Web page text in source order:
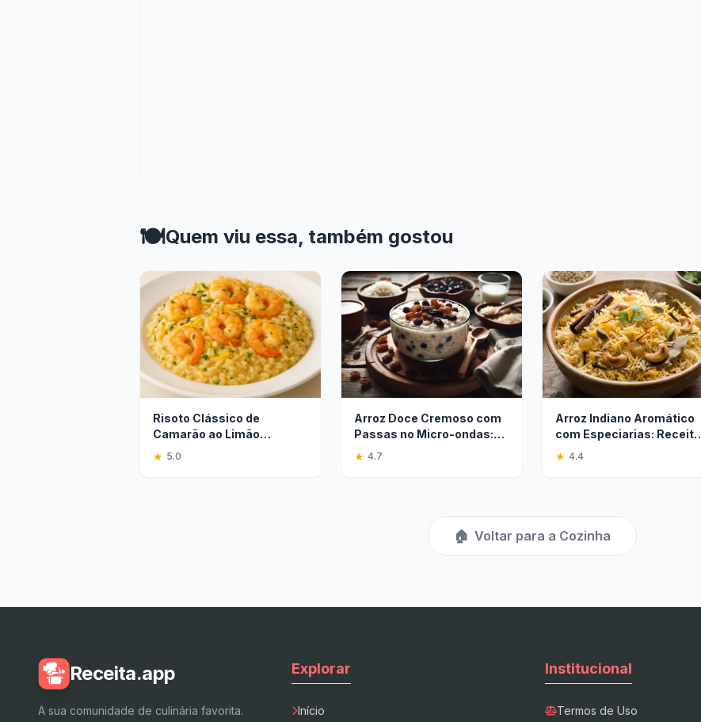
🍽️Quem viu essa, também gostou
Risoto Clássico de
Camarão ao Limão
Siciliano
★ 5.0
Arroz Doce Cremoso com
Passas no Micro-ondas:
Receita Rápida
★ 4.7
Arroz Indiano Aromático
com Especiarias: Receita
Fácil
★ 4.4
🏠 Voltar para a Cozinha
Receita.app
A sua comunidade de culinária favorita.
Explorar
Início
Institucional
Termos de Uso